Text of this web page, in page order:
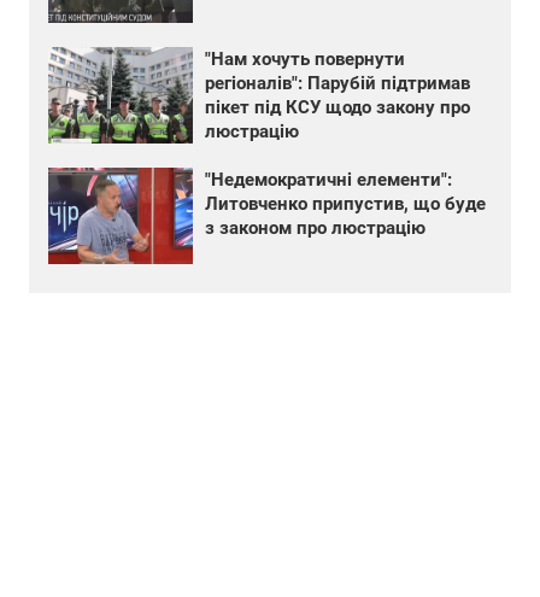
"Нам хочуть повернути
регіоналів": Парубій підтримав
пікет під КСУ щодо закону про
люстрацію
"Недемократичні елементи":
Литовченко припустив, що буде
з законом про люстрацію